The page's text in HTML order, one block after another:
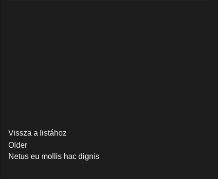
Vissza a listához
Older
Netus eu mollis hac dignis